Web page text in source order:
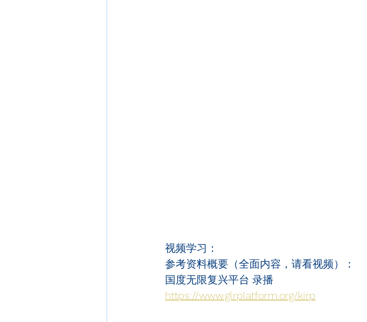
视频学习：
参考资料概要（全面内容，请看视频）：
国度无限复兴平台 录播
https://www.glrplatform.org/kirp